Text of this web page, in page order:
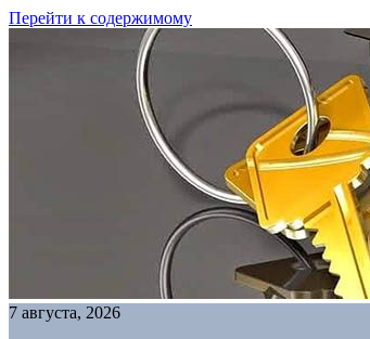
Перейти к содержимому
7 августа, 2026